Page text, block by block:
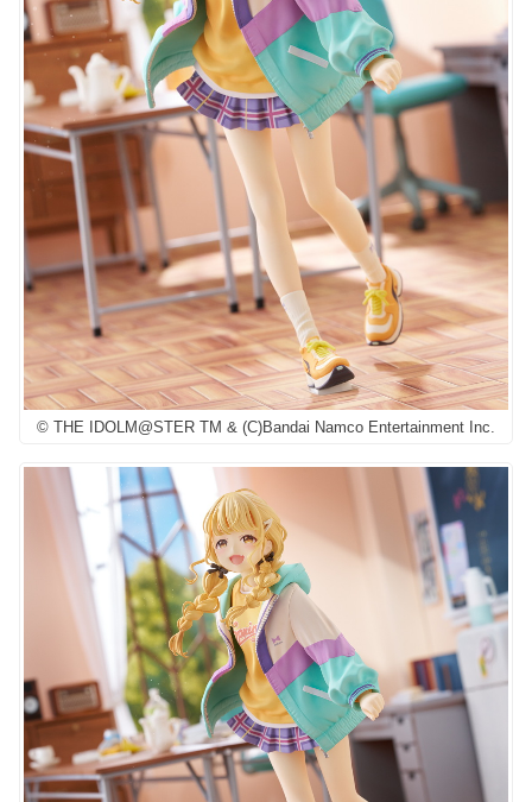
© THE IDOLM@STER TM & (C)Bandai Namco Entertainment Inc.